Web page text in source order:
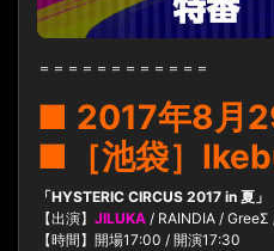
＝＝＝＝＝＝＝＝＝＝＝＝
■ 2017年8月
■［池袋］
「HYSTERIC CIRCUS 2017 in 夏」
【出演】 JILUKA / RAINDIA / GreeΣ
【時間】開場17:00 / 開演17:30